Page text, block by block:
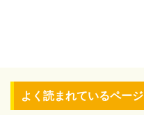
よく読まれているページ